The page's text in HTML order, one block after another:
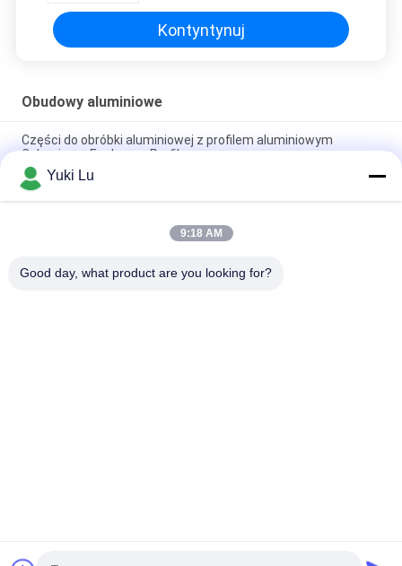
Kontyntynuj
Obudowy aluminiowe
Części do obróbki aluminiowej z profilem aluminiowym
Caluminum Enclosure Profile
Obudowa audio ze stopu aluminium Elektroniczna obudowa
audio anodowana laserowo
Produkcja profesjonalna OEM Profil stopu ekstruzja Custom
Yuki Lu
9:18 AM
Good day, what product are you looking for?